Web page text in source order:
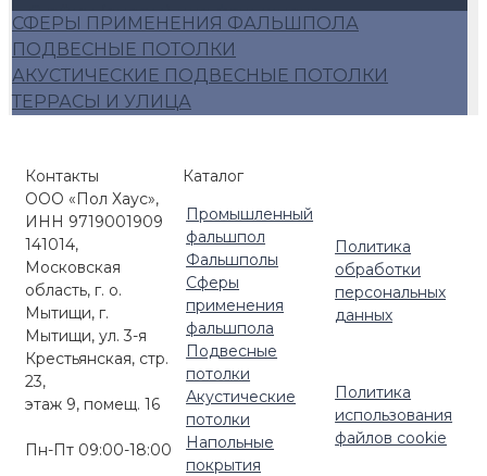
Стойки (опоры) для фальшпола
Аксессуары для фальшпола
Алюминиевый фальшпол
Плиты фальшопола 600*600
Люки для фальшпола
СФЕРЫ ПРИМЕНЕНИЯ ФАЛЬШПОЛА
ПОДВЕСНЫЕ ПОТОЛКИ
АКУСТИЧЕСКИЕ ПОДВЕСНЫЕ ПОТОЛКИ
ТЕРРАСЫ И УЛИЦА
Контакты
ООО «Пол Хаус»,
ИНН 9719001909
141014,
Московская
область, г. о.
Мытищи, г.
Мытищи, ул. 3-я
Крестьянская, стр.
23,
этаж 9, помещ. 16
Пн-Пт 09:00-18:00
Каталог
Промышленный
фальшпол
Фальшполы
Сферы
применения
фальшпола
Подвесные
потолки
Акустические
потолки
Напольные
покрытия
Политика
обработки
персональных
данных
Политика
использования
файлов cookie